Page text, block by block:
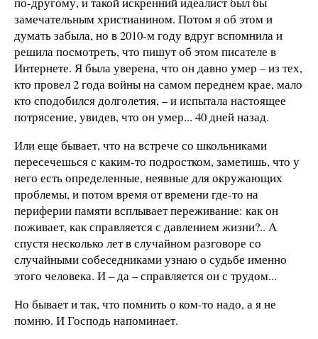
замечательным христианином. Потом я об этом и
думать забыла, но в 2010-м году вдруг вспомнила и
решила посмотреть, что пишут об этом писателе в
Интернете. Я была уверена, что он давно умер – из тех,
кто провел 2 года войны на самом переднем крае, мало
кто сподобился долголетия, – и испытала настоящее
потрясение, увидев, что он умер... 40 дней назад.
Или еще бывает, что на встрече со школьниками
пересечешься с каким-то подростком, заметишь, что у
него есть определенные, неявные для окружающих
проблемы, и потом время от времени где-то на
периферии памяти всплывает переживание: как он
поживает, как справляется с давлением жизни?.. А
спустя несколько лет в случайном разговоре со
случайными собеседниками узнаю о судьбе именно
этого человека. И – да – справляется он с трудом...
Но бывает и так, что помнить о ком-то надо, а я не
помню. И Господь напоминает.